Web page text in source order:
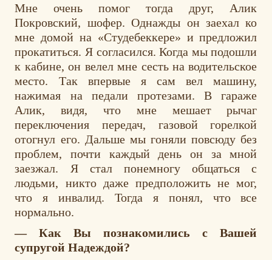
Мне очень помог тогда друг, Алик
Покровский, шофер. Однажды он заехал ко
мне домой на «Студебеккере» и предложил
прокатиться. Я согласился. Когда мы подошли
к кабине, он велел мне сесть на водительское
место. Так впервые я сам вел машину,
нажимая на педали протезами. В гараже
Алик, видя, что мне мешает рычаг
переключения передач, газовой горелкой
отогнул его. Дальше мы гоняли повсюду без
проблем, почти каждый день он за мной
заезжал. Я стал понемногу общаться с
людьми, никто даже предположить не мог,
что я инвалид. Тогда я понял, что все
нормально.
— Как Вы познакомились с Вашей
супругой Надеждой?